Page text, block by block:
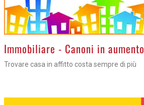
>Immobiliare - Canoni in aumento
Trovare casa in affitto costa sempre di più